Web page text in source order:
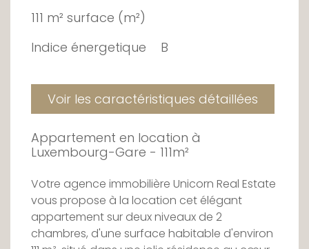
111 m² surface (m²)
Indice énergetique
B
Voir les caractéristiques détaillées
Appartement en location à
Luxembourg-Gare - 111m²
Votre agence immobilière Unicorn Real Estate
vous propose à la location cet élégant
appartement sur deux niveaux de 2
chambres, d'une surface habitable d'environ